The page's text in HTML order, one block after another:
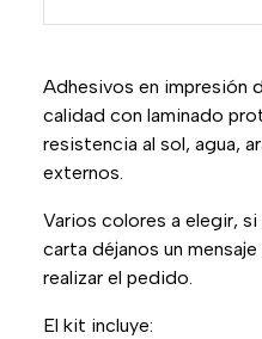
Adhesivos en impresión
calidad con laminado
resistencia al sol, agua,
externos.
Varios colores a elegir,
carta déjanos un
realizar el pedido.
El kit incluye: